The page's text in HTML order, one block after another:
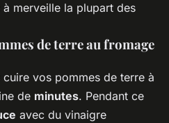
merveille la plupart des
de terre au fromage
vos pommes de terre à
de minutes. Pendant ce
avec du vinaigre